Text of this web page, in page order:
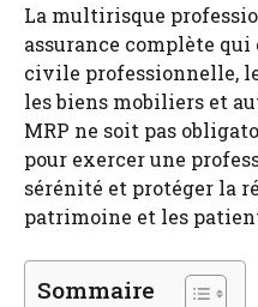
La multirisque
assurance complète
civile professionnelle,
les biens mobiliers et
MRP ne soit pas
pour exercer une
sérénité et protéger la
patrimoine et les
Sommaire